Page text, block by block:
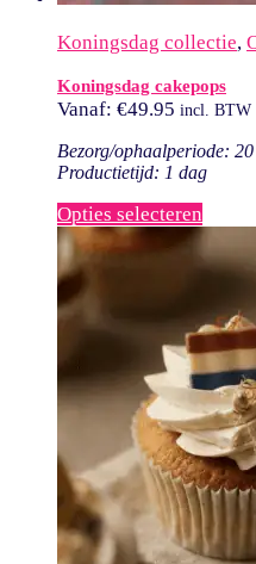
Koningsdag collectie,
Koningsdag cakepops
Vanaf: €49.95 incl. BTW
Bezorg/ophaalperiode:
Productietijd: 1 dag
Opties selecteren